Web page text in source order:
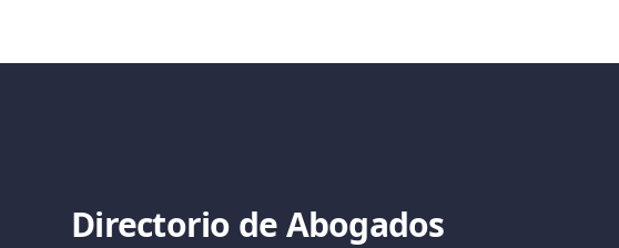
Directorio de Abogados